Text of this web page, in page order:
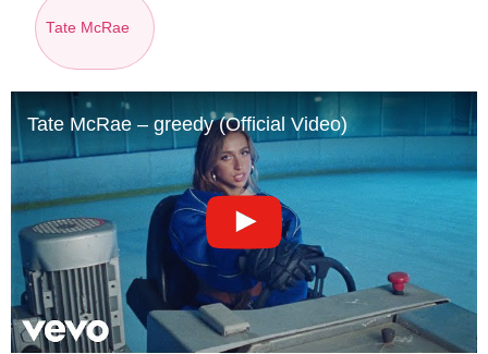
Tate McRae
Tate McRae – greedy (Official Video)